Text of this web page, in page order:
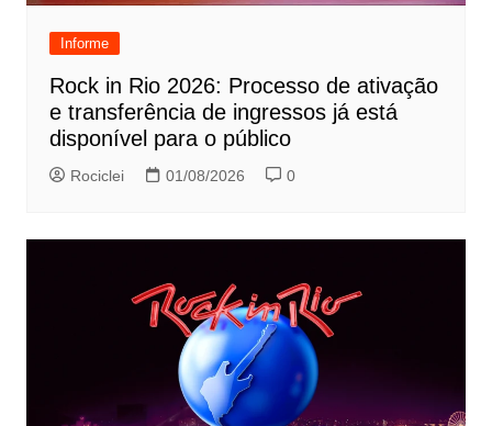
Informe
Rock in Rio 2026: Processo de ativação
e transferência de ingressos já está
disponível para o público
Rociclei 01/08/2026 0